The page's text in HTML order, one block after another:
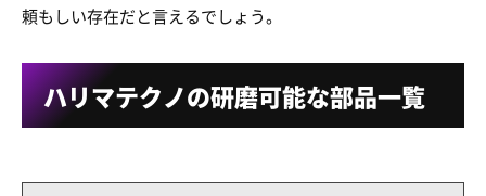
頼もしい存在だと言えるでしょう。
ハリマテクノの研磨可能な部品一覧